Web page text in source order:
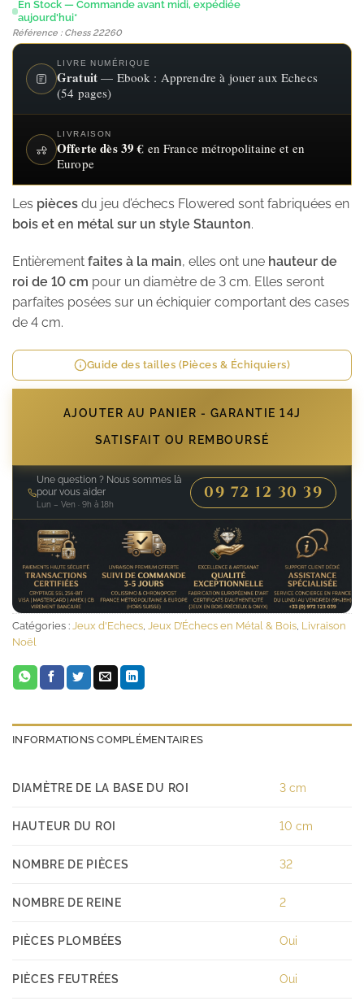
En Stock — Commande avant midi, expédiée
aujourd'hui*
Référence : Chess 22260
LIVRE NUMÉRIQUE
Gratuit — Ebook : Apprendre à jouer aux Echecs
(54 pages)
LIVRAISON
Offerte dès 39 € en France métropolitaine et en
Europe
Les pièces du jeu d’échecs Flowered sont fabriquées en
bois et en métal sur un style Staunton.
Entièrement faites à la main, elles ont une hauteur de
roi de 10 cm pour un diamètre de 3 cm. Elles seront
parfaites posées sur un échiquier comportant des cases
de 4 cm.
Guide des tailles (Pièces & Échiquiers)
AJOUTER AU PANIER - GARANTIE 14J
SATISFAIT OU REMBOURSÉ
Une question ? Nous sommes là
pour vous aider
Lun – Ven · 9h à 18h
09 72 12 30 39
Catégories : Jeux d'Echecs, Jeux D’Échecs en Métal & Bois, Livraison
Noël
INFORMATIONS COMPLÉMENTAIRES
DIAMÈTRE DE LA BASE DU ROI 3 cm
HAUTEUR DU ROI 10 cm
NOMBRE DE PIÈCES 32
NOMBRE DE REINE 2
PIÈCES PLOMBÉES Oui
PIÈCES FEUTRÉES Oui